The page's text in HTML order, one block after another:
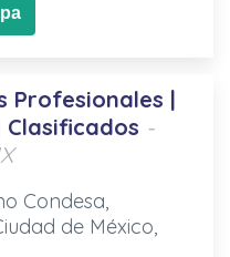
Profesionales |
-
Condesa,
de México,